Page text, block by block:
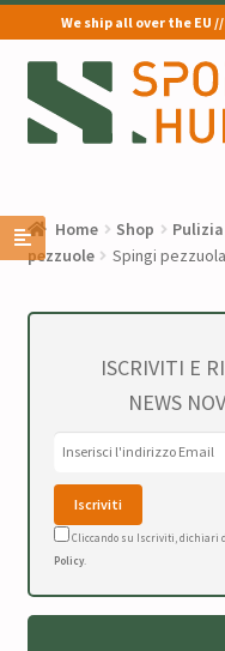
We ship all over the EU
Vai
alla
navigazione
Vai
al
contenuto
Home Shop
pezzuole
Spingi
ISCRIVITI E
NEWS
Cliccando su Iscriviti, dichiari
Policy.